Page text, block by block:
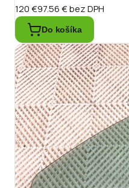
120 €97.56 €bez DPH
Do košíka